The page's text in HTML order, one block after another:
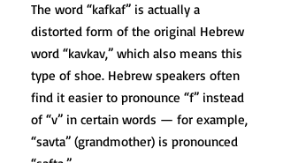
The word “kafkaf” is actually a
distorted form of the original Hebrew
word “kavkav,” which also means this
type of shoe. Hebrew speakers often
find it easier to pronounce “f” instead
of “v” in certain words — for example,
“savta” (grandmother) is pronounced